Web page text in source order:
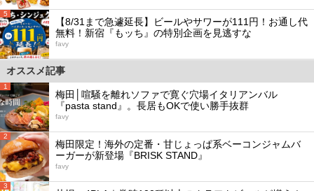
5
【8/31まで急遽延長】ビールやサワーが111円！お通し代
無料！新宿『もッち』の特別企画を見逃すな
favy
オススメ記事
1
梅田│喧騒を離れソファで寛ぐ穴場イタリアンバル
『pasta stand』。長居もOKで使い勝手抜群
favy
2
梅田限定！海外の定番・甘じょっぱ系ベーコンジャムバ
ーガーが新登場『BRISK STAND』
favy
3